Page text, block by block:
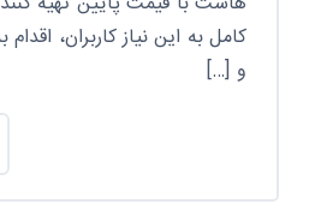
کامل به این نیاز کاربران،
و […]